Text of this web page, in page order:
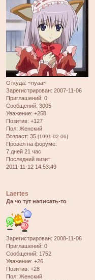
Откуда: ~nyaa~
Зарегистрирован: 2007-11-06
Приглашений: 0
Сообщений: 3005
Уважение: +258
Позитив: +127
Пол: Женский
Возраст: 35 [1991-02-06]
Провел на форуме:
7 дней 21 час
Последний визит:
2011-11-12 14:53:49
Laertes
Да чо тут написать-то
Зарегистрирован: 2008-11-06
Приглашений: 0
Сообщений: 1752
Уважение: +26
Позитив: +28
Пол: Женский